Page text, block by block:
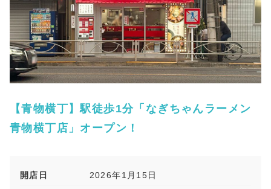
【青物横丁】駅徒歩1分「なぎちゃんラーメン
青物横丁店」オープン！
開店日
2026年1月15日